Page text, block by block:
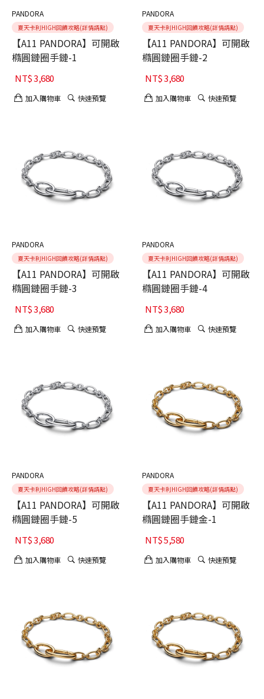
PANDORA
夏天卡利HIGH回饋攻略(詳情請點)
【A11 PANDORA】可開啟
橢圓鏈圈手鏈-1
NT$3,680
加入購物車 快速預覽
PANDORA
夏天卡利HIGH回饋攻略(詳情請點)
【A11 PANDORA】可開啟
橢圓鏈圈手鏈-2
NT$3,680
加入購物車 快速預覽
PANDORA
夏天卡利HIGH回饋攻略(詳情請點)
【A11 PANDORA】可開啟
橢圓鏈圈手鏈-3
NT$3,680
加入購物車 快速預覽
PANDORA
夏天卡利HIGH回饋攻略(詳情請點)
【A11 PANDORA】可開啟
橢圓鏈圈手鏈-4
NT$3,680
加入購物車 快速預覽
PANDORA
夏天卡利HIGH回饋攻略(詳情請點)
【A11 PANDORA】可開啟
橢圓鏈圈手鏈-5
NT$3,680
加入購物車 快速預覽
PANDORA
夏天卡利HIGH回饋攻略(詳情請點)
【A11 PANDORA】可開啟
橢圓鏈圈手鏈金-1
NT$5,580
加入購物車 快速預覽